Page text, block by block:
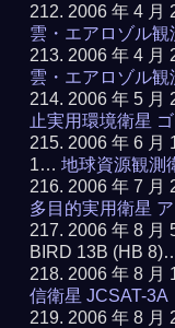
2006 年 4 月
雲・エアロゾル観
2006 年 4 月
雲・エアロゾル観
2006 年 5 月
止実用環境衛星
2006 年 6 月
1…地球資源観測
2006 年 7 月
多目的実用衛星
2006 年 8 月
BIRD 13B (HB
2006 年 8 月
信衛星 JCSAT-3A
2006 年 8 月